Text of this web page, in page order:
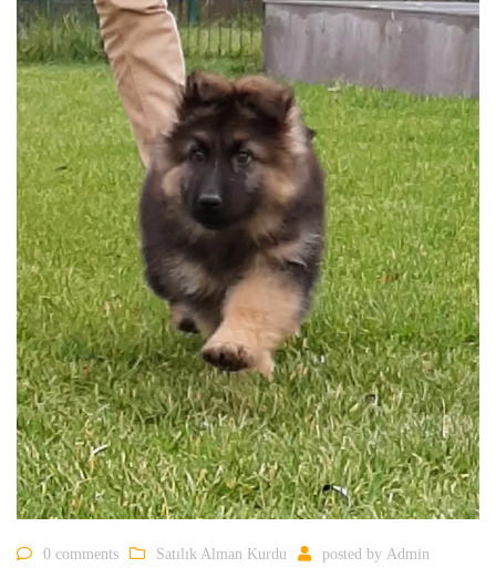
0 comments Satılık Alman Kurdu posted by Admin